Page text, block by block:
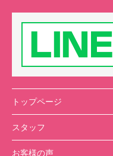
トップページ
スタッフ
お客様の声